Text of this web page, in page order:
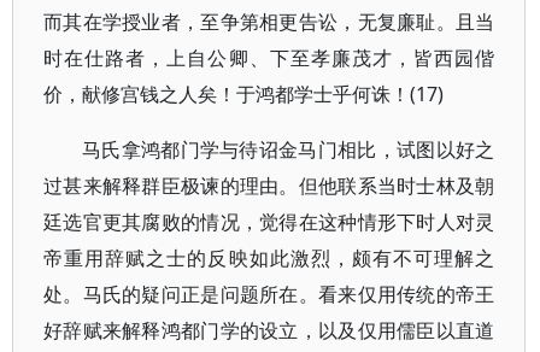
而其在学授业者，至争第相更告讼，无复廉耻。且当
时在仕路者，上自公卿、下至孝廉茂才，皆西园偕
价，献修宫钱之人矣！于鸿都学士乎何诛！(17)
马氏拿鸿都门学与待诏金马门相比，试图以好之
过甚来解释群臣极谏的理由。但他联系当时士林及朝
廷选官更其腐败的情况，觉得在这种情形下时人对灵
帝重用辞赋之士的反映如此激烈，颇有不可理解之
处。马氏的疑问正是问题所在。看来仅用传统的帝王
好辞赋来解释鸿都门学的设立，以及仅用儒臣以直道